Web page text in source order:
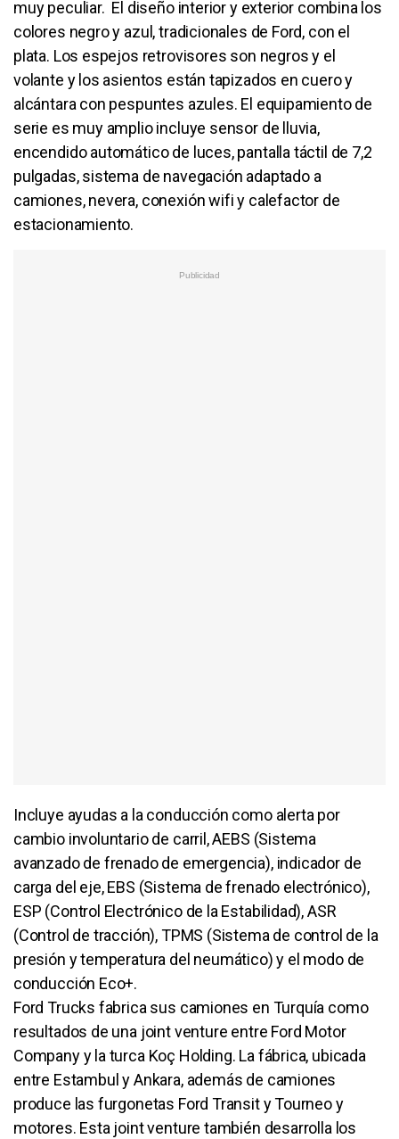
muy peculiar. El diseño interior y exterior combina los
colores negro y azul, tradicionales de Ford, con el
plata. Los espejos retrovisores son negros y el
volante y los asientos están tapizados en cuero y
alcántara con pespuntes azules. El equipamiento de
serie es muy amplio incluye sensor de lluvia,
encendido automático de luces, pantalla táctil de 7,2
pulgadas, sistema de navegación adaptado a
camiones, nevera, conexión wifi y calefactor de
estacionamiento.
Incluye ayudas a la conducción como alerta por
cambio involuntario de carril, AEBS (Sistema
avanzado de frenado de emergencia), indicador de
carga del eje, EBS (Sistema de frenado electrónico),
ESP (Control Electrónico de la Estabilidad), ASR
(Control de tracción), TPMS (Sistema de control de la
presión y temperatura del neumático) y el modo de
conducción Eco+.
Ford Trucks fabrica sus camiones en Turquía como
resultados de una joint venture entre Ford Motor
Company y la turca Koç Holding. La fábrica, ubicada
entre Estambul y Ankara, además de camiones
produce las furgonetas Ford Transit y Tourneo y
motores. Esta joint venture también desarrolla los